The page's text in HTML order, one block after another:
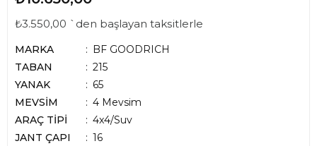
₺3.550,00 `den başlayan taksitlerle
MARKA
BF GOODRICH
TABAN
215
YANAK
65
MEVSİM
4 Mevsim
ARAÇ TİPİ
4x4/Suv
JANT ÇAPI
16